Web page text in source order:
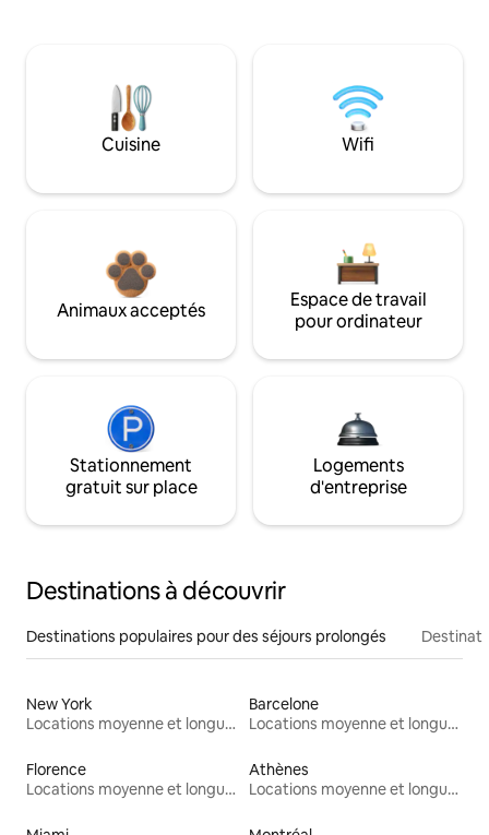
Cuisine Wifi
Animaux acceptés
Espace de travail
pour ordinateur
Stationnement
gratuit sur place
Logements
d'entreprise
Destinations à découvrir
Destinations populaires pour des séjours prolongés
New York
Locations moyenne et longue durée
Barcelone
Locations moyenne et longue durée
Florence
Locations moyenne et longue durée
Athènes
Locations moyenne et longue durée